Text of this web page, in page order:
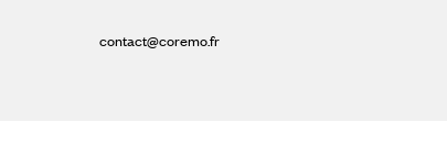
contact@coremo.fr